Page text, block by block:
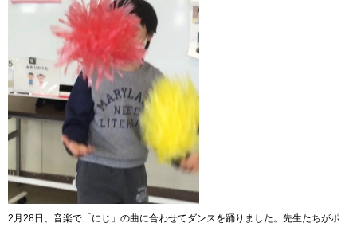
2月28日、音楽で「にじ」の曲に合わせてダンスを踊りました。先生たちがポ